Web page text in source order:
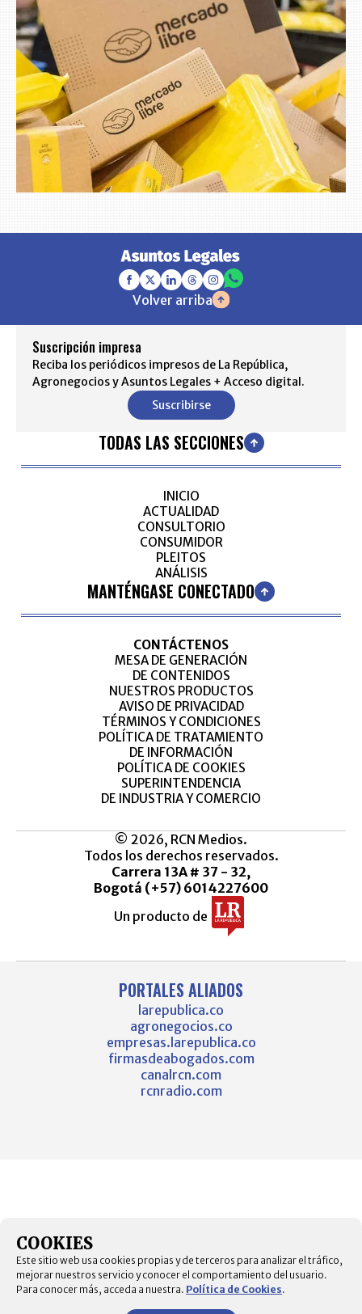
Volver arriba
Suscripción impresa
Reciba los periódicos impresos de La República,
Agronegocios y Asuntos Legales + Acceso digital.
Suscribirse
TODAS LAS SECCIONES
INICIO
ACTUALIDAD
CONSULTORIO
CONSUMIDOR
PLEITOS
ANÁLISIS
MANTÉNGASE CONECTADO
CONTÁCTENOS
MESA DE GENERACIÓN
DE CONTENIDOS
NUESTROS PRODUCTOS
AVISO DE PRIVACIDAD
TÉRMINOS Y CONDICIONES
POLÍTICA DE TRATAMIENTO
DE INFORMACIÓN
POLÍTICA DE COOKIES
SUPERINTENDENCIA
DE INDUSTRIA Y COMERCIO
© 2026, RCN Medios.
Todos los derechos reservados.
Carrera 13A # 37 - 32,
Bogotá (+57) 6014227600
Un producto de
PORTALES ALIADOS
larepublica.co
agronegocios.co
empresas.larepublica.co
firmasdeabogados.com
canalrcn.com
rcnradio.com
COOKIES
Este sitio web usa cookies propias y de terceros para analizar el tráfico,
mejorar nuestros servicio y conocer el comportamiento del usuario.
Para conocer más, acceda a nuestra. Política de Cookies.